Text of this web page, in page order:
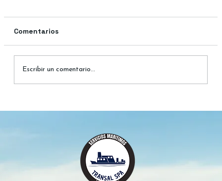
Comentarios
Escribir un comentario...